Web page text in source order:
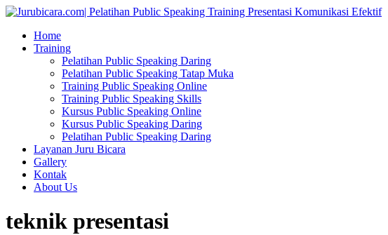
Home
Training
Pelatihan Public Speaking Daring
Pelatihan Public Speaking Tatap Muka
Training Public Speaking Online
Training Public Speaking Skills
Kursus Public Speaking Online
Kursus Public Speaking Daring
Pelatihan Public Speaking Daring
Layanan Juru Bicara
Gallery
Kontak
About Us
teknik presentasi